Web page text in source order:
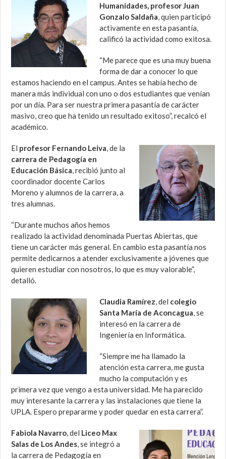
Humanidades, profesor Juan
Gonzalo Saldaña, quien participó
activamente en esta pasantía,
calificó la actividad como exitosa.
“Me parece que es una muy buena
forma de dar a conocer lo que
estamos haciendo en el campus. Antes se había hecho de
manera más individual con uno o dos estudiantes que venían
por un día. Para ser nuestra primera pasantía de carácter
masivo, creo que ha tenido un resultado exitoso”, recalcó el
académico.
El profesor Fernando Leiva, de la
carrera de Pedagogía en
Educación Básica, recibió junto al
coordinador docente Carlos
Moreno y alumnos de la carrera, a
tres alumnas.
“Durante muchos años hemos
realizado la actividad denominada Puertas Abiertas, que
tiene un carácter más general. En cambio esta pasantía nos
permite dedicarnos a atender exclusivamente a jóvenes que
quieren estudiar con nosotros, lo que es muy valorable”,
detalló.
Claudia Ramírez, del colegio
Santa María de Aconcagua, se
interesó en la carrera de
Ingeniería en Informática.
“Siempre me ha llamado la
atención esta carrera, me gusta
mucho la computación y es
primera vez que vengo a esta universidad. Me ha parecido
muy interesante la carrera y las instalaciones que tiene la
UPLA. Espero prepararme y poder quedar en esta carrera”.
Fabiola Navarro, del Liceo Max
Salas de Los Andes, se integró a
la carrera de Pedagogía en